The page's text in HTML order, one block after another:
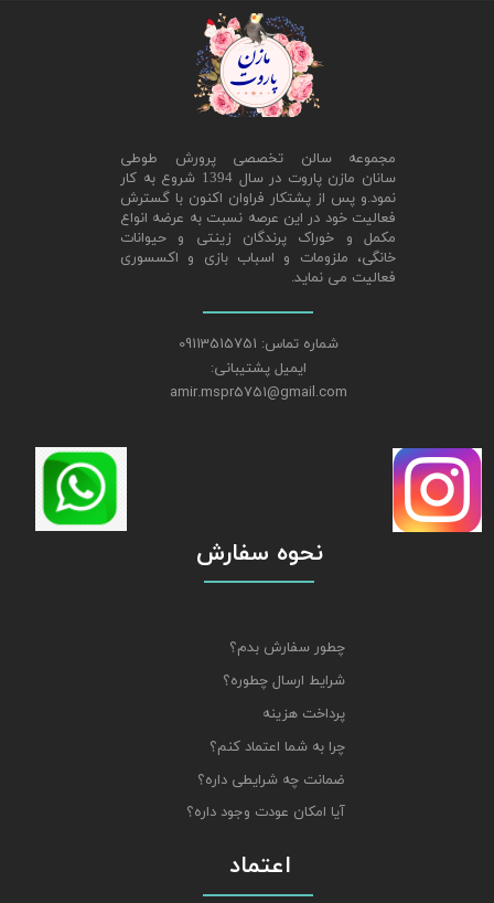
مجموعه سالن تخصصی پرورش طوطی
سانان مازن پاروت در سال 1394 شروع به کار
نمود.و پس از پشتکار فراوان اکنون با گسترش
فعالیت خود در این عرصه نسبت به عرضه انواع
مکمل و خوراک پرندگان زینتی و حیوانات
خانگی، ملزومات و اسباب بازی و اکسسوری
فعالیت می نماید.
شماره تماس: 09113515751
ایمیل پشتیبانی:
amir.mspr5751@gmail.com
نحوه سفارش
چطور سفارش بدم؟
شرایط ارسال چطوره؟
پرداخت هزینه
چرا به شما اعتماد کنم؟
ضمانت چه شرایطی داره؟
آیا امکان عودت وجود داره؟
اعتماد